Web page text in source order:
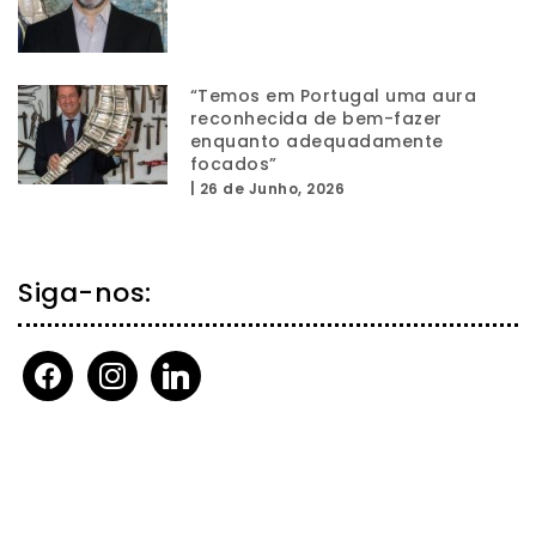
“Temos em Portugal uma aura
reconhecida de bem-fazer
enquanto adequadamente
focados”
26 de Junho, 2026
Siga-nos:
facebookinstagramlinkedin